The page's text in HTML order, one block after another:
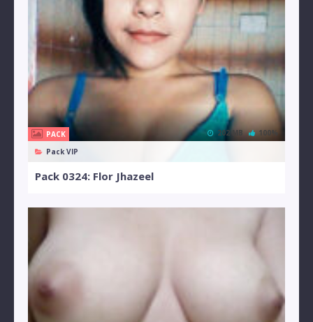
PACK
Pack VIP
202 MB 100%
Pack 0324: Flor Jhazeel